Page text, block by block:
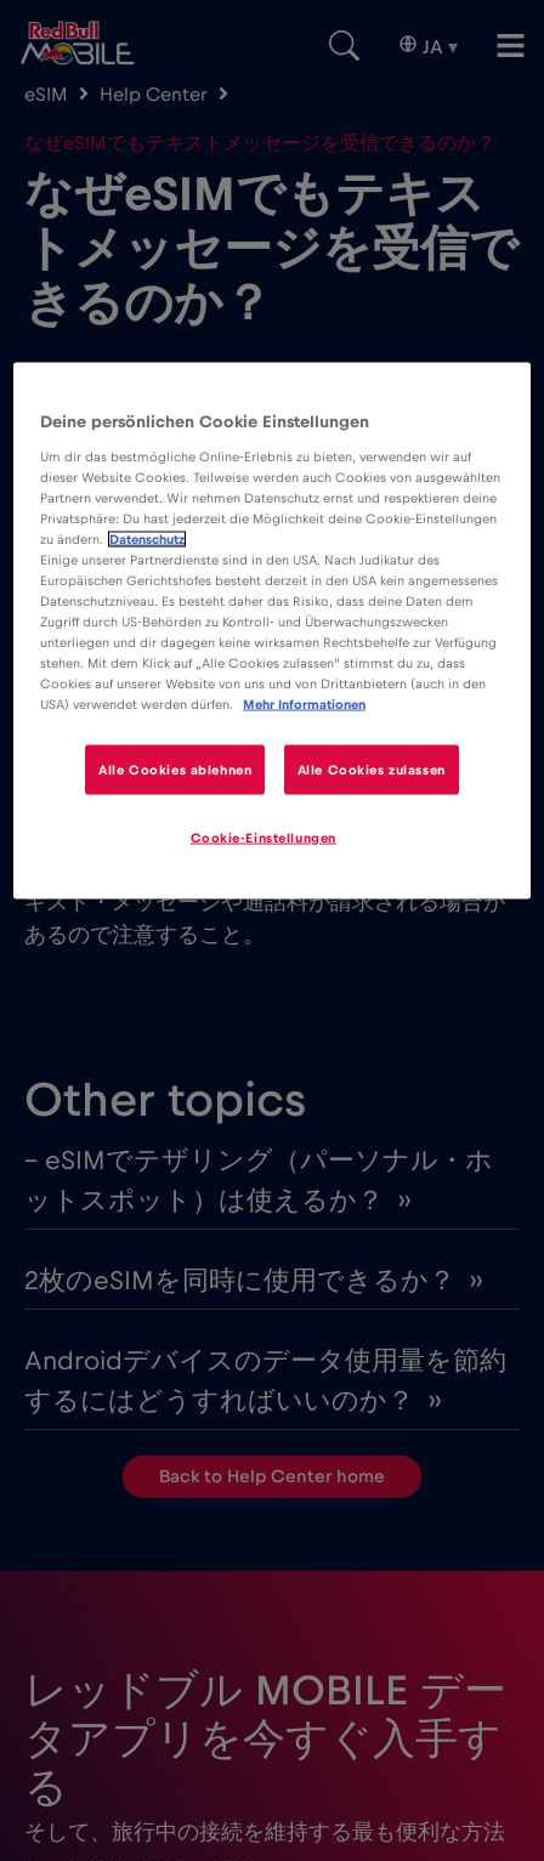
JA ▾
eSIM Help Center
なぜeSIMでもテキストメッセージを受信できるのか？
なぜeSIMでもテキス
トメッセージを受信で
きるのか？
データ専用eSIMでは新しい電話番号は提供されな
いため、eSIMでテキストメッセージや音声メッセ
ージを送受信することはできない。プライマリSIM
をオン/アクティブにしておき、eSIMでデータロ
ーミングを有効にしておけば、プライマリSIMカー
ドでSMSの受信/送信、音声メッセージの送信/受
信ができる。
スト／音声メッセージの送受信ができなくなる。
携帯電話会社やネットワーク・プロバイダーによ
キスト・メッセージや通話料が請求される場合が
あるので注意すること。
Other topics
– eSIMでテザリング（パーソナル・ホ
ットスポット）は使えるか？ ››
2枚のeSIMを同時に使用できるか？ ››
Androidデバイスのデータ使用量を節約
するにはどうすればいいのか？ ››
Back to Help Center home
レッドブル MOBILE デー
タアプリを今すぐ入手す
る
そして、旅行中の接続を維持する最も便利な方法
Deine persönlichen Cookie Einstellungen
Um dir das bestmögliche Online-Erlebnis zu bieten, verwenden wir auf
dieser Website Cookies. Teilweise werden auch Cookies von ausgewählten
Partnern verwendet. Wir nehmen Datenschutz ernst und respektieren deine
Privatsphäre: Du hast jederzeit die Möglichkeit deine Cookie-Einstellungen
zu ändern.
Datenschutz
Einige unserer Partnerdienste sind in den USA. Nach Judikatur des
Europäischen Gerichtshofes besteht derzeit in den USA kein angemessenes
Datenschutzniveau. Es besteht daher das Risiko, dass deine Daten dem
Zugriff durch US-Behörden zu Kontroll- und Überwachungszwecken
unterliegen und dir dagegen keine wirksamen Rechtsbehelfe zur Verfügung
stehen. Mit dem Klick auf „Alle Cookies zulassen“ stimmst du zu, dass
Cookies auf unserer Website von uns und von Drittanbietern (auch in den
USA) verwendet werden dürfen.
Mehr Informationen
Alle Cookies ablehnen Alle Cookies zulassen
Cookie-Einstellungen